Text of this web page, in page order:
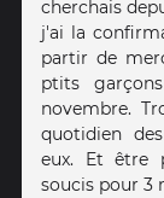
cherchais
j'ai la
partir de
ptits
novembre.
quotidien
eux. Et être
soucis pour 3